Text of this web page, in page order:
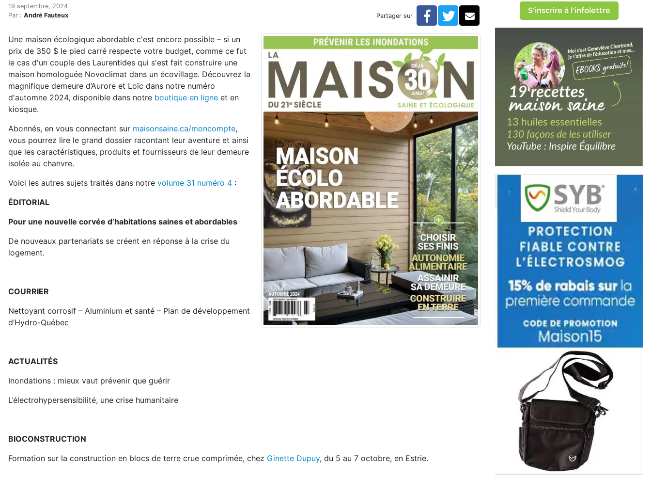
Accueil
Articles
En kiosque : automne 2024 (maison écologique abordable)
En kiosque : automne 2024 (maison écologique abordable)
19 septembre, 2024
Par : André Fauteux Partager sur Facebook
TwitterCourriel
Une maison écologique abordable c'est encore possible – si un
prix de 350 $ le pied carré respecte votre budget, comme ce fut
le cas d'un couple des Laurentides qui s'est fait construire une
maison homologuée Novoclimat dans un écovillage. Découvrez la
magnifique demeure d’Aurore et Loïc dans notre numéro
d'automne 2024, disponible dans notre boutique en ligne et en
kiosque.
Abonnés, en vous connectant sur maisonsaine.ca/moncompte,
vous pourrez lire le grand dossier racontant leur aventure et ainsi
que les caractéristiques, produits et fournisseurs de leur demeure
isolée au chanvre.
Voici les autres sujets traités dans notre volume 31 numéro 4 :
ÉDITORIAL
Pour une nouvelle corvée d’habitations saines et abordables
De nouveaux partenariats se créent en réponse à la crise du
logement.
COURRIER
Nettoyant corrosif – Aluminium et santé – Plan de développement
d’Hydro-Québec
ACTUALITÉS
Inondations : mieux vaut prévenir que guérir
L’électrohypersensibilité, une crise humanitaire
BIOCONSTRUCTION
Formation sur la construction en blocs de terre crue comprimée, chez Ginette Dupuy, du 5 au 7 octobre, en Estrie.
S'inscrire à l'infolettre